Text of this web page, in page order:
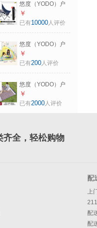
尼龙绳2根
悠度（YODO）户
外一体折叠椅露营
便携野餐钓鱼椅子
（三档调节/加高靠
背）新品
￥
已有10000人评价
悠度（YODO）户
外儿童自动小帐篷
玩具屋户外室内家
￥
已有200人评价
悠度（YODO）户
外野餐垫防潮垫可
机洗地垫子沙滩草
涤棉
￥
已有2000人评价
齐全，轻松购物
配
上
配
配